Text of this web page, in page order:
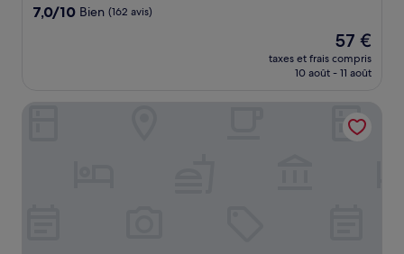
7.0
7,0/10 Bien (162 avis)
Le
nouveau
prix
de
57 €
57 €
taxes et frais compris
10 août - 11 août